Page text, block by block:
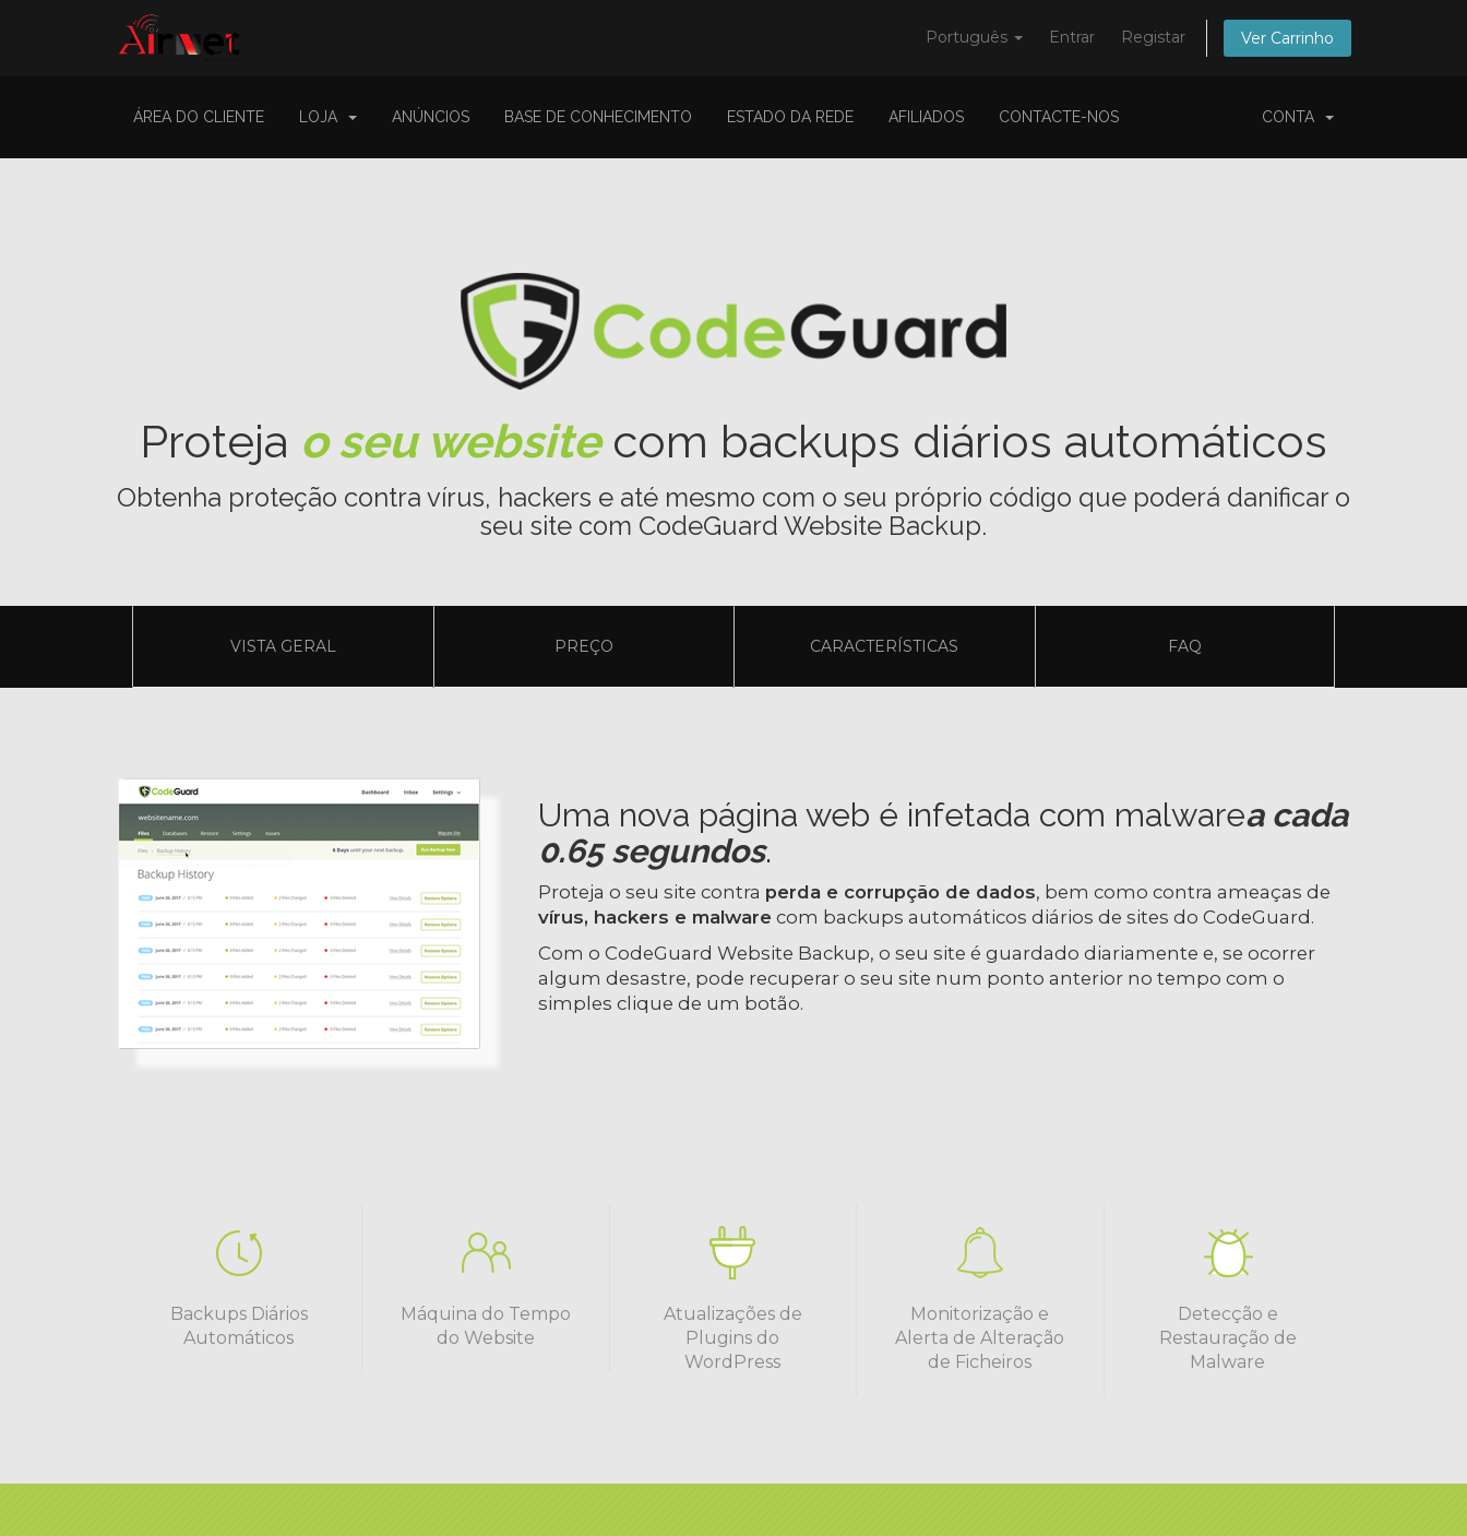
Português Entrar Registar Ver Carrinho
ÁREA DO CLIENTE LOJA ANÚNCIOS BASE DE CONHECIMENTO ESTADO DA REDE AFILIADOS CONTACTE-NOS CONTA
Proteja o seu websitecom backups diários automáticos
Obtenha proteção contra vírus, hackers e até mesmo com o seu próprio código que poderá danificar o
seu site com CodeGuard Website Backup.
VISTA GERAL PREÇO CARACTERÍSTICAS FAQ
Uma nova página web é infetada com malwarea cada
0.65 segundos.
Proteja o seu site contra perda e corrupção de dados, bem como contra ameaças de
vírus, hackers e malware com backups automáticos diários de sites do CodeGuard.
Com o CodeGuard Website Backup, o seu site é guardado diariamente e, se ocorrer
algum desastre, pode recuperar o seu site num ponto anterior no tempo com o
simples clique de um botão.
Backups Diários
Automáticos
Máquina do Tempo
do Website
Atualizações de
Plugins do
WordPress
Monitorização e
Alerta de Alteração
de Ficheiros
Detecção e
Restauração de
Malware